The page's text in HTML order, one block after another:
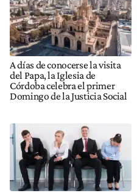
A días de conocerse la visita
del Papa, la Iglesia de
Córdoba celebra el primer
Domingo de la Justicia Social